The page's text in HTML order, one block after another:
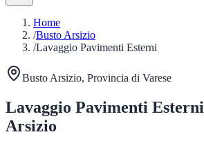
Home
/Busto Arsizio
/Lavaggio Pavimenti Esterni
Busto Arsizio, Provincia di Varese
Lavaggio Pavimenti Esterni
Arsizio